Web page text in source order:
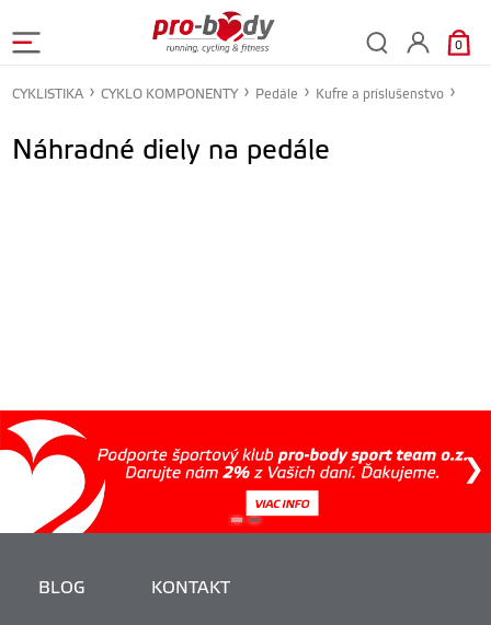
0
CYKLISTIKA CYKLO KOMPONENTY Pedále Kufre a príslušenstvo
Náhradné diely na pedále
BLOG KONTAKT